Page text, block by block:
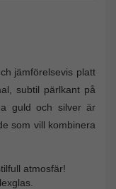
jämförelsevis platt
subtil pärlkant på
guld och silver är
som vill kombinera
atmosfär!